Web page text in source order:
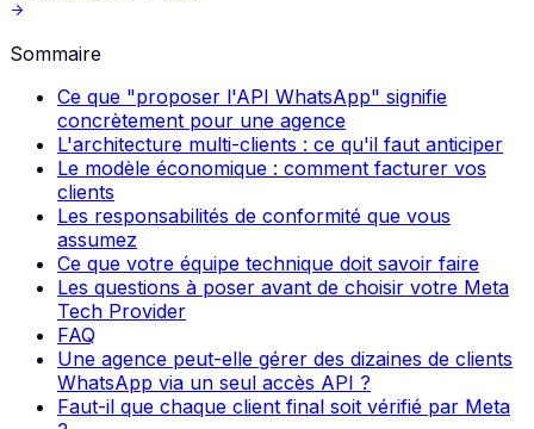
Sommaire
Ce que "proposer l'API WhatsApp" signifie
concrètement pour une agence
L'architecture multi-clients : ce qu'il faut anticiper
Le modèle économique : comment facturer vos
clients
Les responsabilités de conformité que vous
assumez
Ce que votre équipe technique doit savoir faire
Les questions à poser avant de choisir votre Meta
Tech Provider
FAQ
Une agence peut-elle gérer des dizaines de clients
WhatsApp via un seul accès API ?
Faut-il que chaque client final soit vérifié par Meta